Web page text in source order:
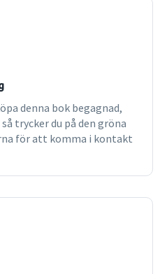
som biologisk varelse -
som social varelse -
harmoni - självbilder och
- stress och kriser.
Människans olika
och mediala människan,
psykologin. Boken är avsedd
1 eller 2a på
denna bok begagnad,
trycker du på den gröna
för att komma i kontakt